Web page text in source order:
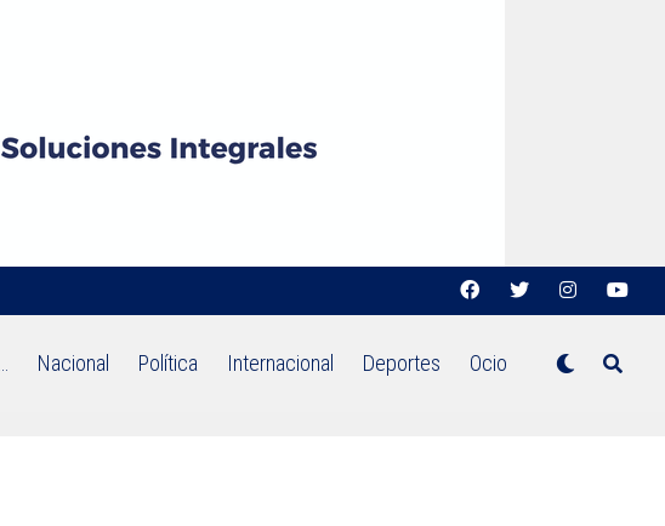
Nacional Política Internacional Deportes Ocio